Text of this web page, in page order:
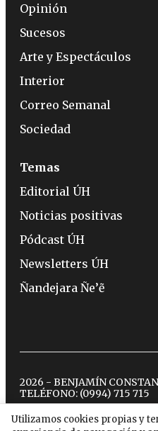
Utilizamos cookies propias y
Opinión
Sucesos
Arte y Espectáculos
Interior
Correo Semanal
Sociedad
Temas
Editorial ÚH
Noticias positivas
Pódcast ÚH
Newsletters ÚH
Ñandejara Ñe’ẽ
2026 - BENJAMÍN
TELÉFONO: (0994) 715 715